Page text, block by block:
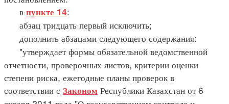
в пункте 14:
абзац тридцать первый исключить;
дополнить абзацами следующего содержания:
"утверждает формы обязательной ведомственной
отчетности, проверочных листов, критерии оценки
степени риска, ежегодные планы проверок в
соответствии с Законом Республики Казахстан от 6